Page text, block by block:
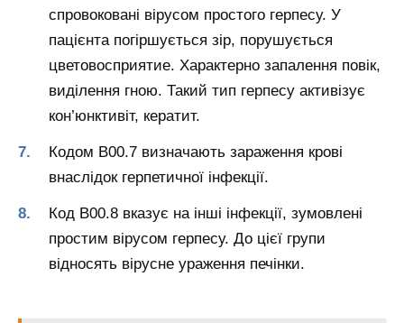
спровоковані вірусом простого герпесу. У
пацієнта погіршується зір, порушується
цветовосприятие. Характерно запалення повік,
виділення гною. Такий тип герпесу активізує
кон’юнктивіт, кератит.
Кодом B00.7 визначають зараження крові
внаслідок герпетичної інфекції.
Код B00.8 вказує на інші інфекції, зумовлені
простим вірусом герпесу. До цієї групи
відносять вірусне ураження печінки.